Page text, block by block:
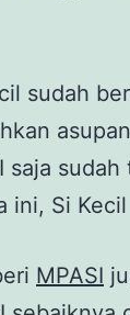
sudah
asupan
saja
ini, Si
MPASI